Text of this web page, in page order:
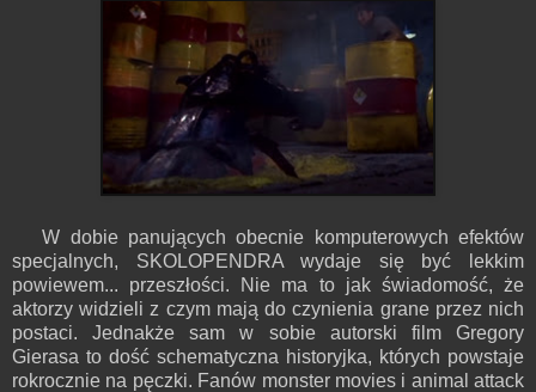
W dobie panujących obecnie komputerowych efektów
specjalnych, SKOLOPENDRA wydaje się być lekkim
powiewem... przeszłości. Nie ma to jak świadomość, że
aktorzy widzieli z czym mają do czynienia grane przez nich
postaci. Jednakże sam w sobie autorski film Gregory
Gierasa to dość schematyczna historyjka, których powstaje
rokrocznie na pęczki. Fanów monster movies i animal attack